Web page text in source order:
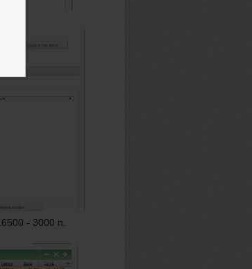
- 3000 п.